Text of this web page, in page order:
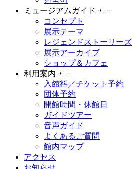
ミュージアムガイド ＋ －
コンセプト
展示テーマ
レジェンドストーリーズ
展示アーカイブ
ショップ＆カフェ
利用案内 ＋ －
入館料／チケット予約
団体予約
開館時間・休館日
ガイドツアー
音声ガイド
よくあるご質問
館内マップ
アクセス